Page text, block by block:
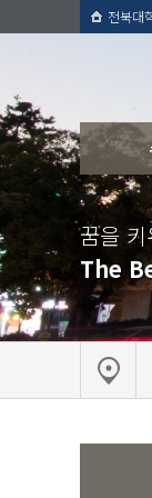
전북대
꿈을
The